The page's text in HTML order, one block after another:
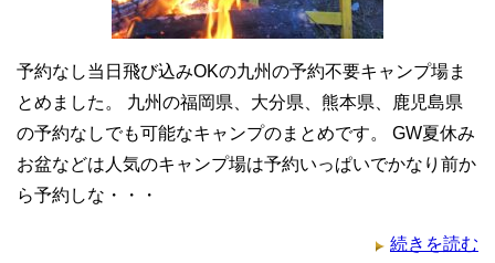
予約なし当日飛び込みOKの九州の予約不要キャンプ場ま
とめました。 九州の福岡県、大分県、熊本県、鹿児島県
の予約なしでも可能なキャンプのまとめです。 GW夏休み
お盆などは人気のキャンプ場は予約いっぱいでかなり前か
ら予約しな・・・
続きを読む